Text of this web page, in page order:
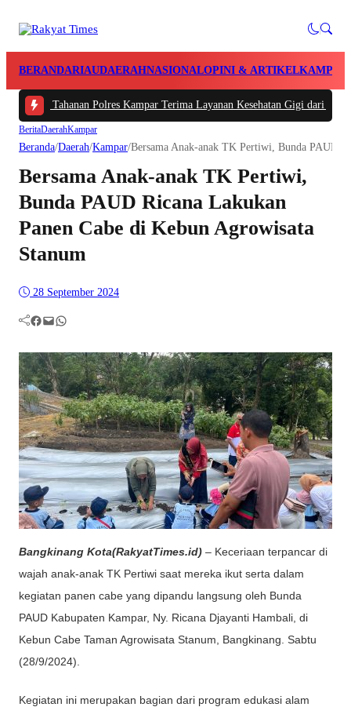
BERANDARIAUDAERAHNASIONALOPINI & ARTIKELKAMPAR
Tahanan Polres Kampar Terima Layanan Kesehatan Gigi dari Tim
BeritaDaerahKampar
Beranda/Daerah/Kampar/Bersama Anak-anak TK Pertiwi, Bunda PAUD
Bersama Anak-anak TK Pertiwi,
Bunda PAUD Ricana Lakukan
Panen Cabe di Kebun Agrowisata
Stanum
28 September 2024
Facebook Mail WhatsApp
Bangkinang Kota(RakyatTimes.id) – Keceriaan terpancar di
wajah anak-anak TK Pertiwi saat mereka ikut serta dalam
kegiatan panen cabe yang dipandu langsung oleh Bunda
PAUD Kabupaten Kampar, Ny. Ricana Djayanti Hambali, di
Kebun Cabe Taman Agrowisata Stanum, Bangkinang. Sabtu
(28/9/2024).
Kegiatan ini merupakan bagian dari program edukasi alam